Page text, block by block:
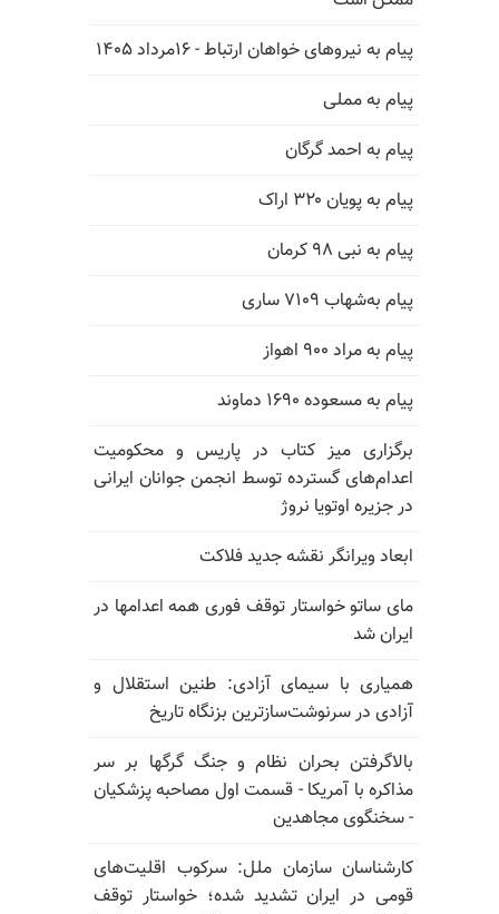
پیام به نیروهای خواهان ارتباط - ۱۶مرداد ۱۴۰۵
پیام به مملی
پیام به احمد گرگان
پیام به پویان ۳۲۰ اراک
پیام به نبی ۹۸ کرمان
پیام به‌شهاب ۷۱۰۹ ساری
پیام به مراد ۹۰۰ اهواز
پیام به مسعوده ۱۶۹۰ دماوند
برگزاری میز کتاب در پاریس و محکومیت
اعدام‌های گسترده توسط انجمن جوانان ایرانی
در جزیره اوتویا نروژ
ابعاد ویرانگر نقشه جدید فلاکت
مای ساتو خواستار توقف فوری همه اعدامها در
ایران شد
همیاری با سیمای آزادی: طنین استقلال و
آزادی در سرنوشت‌سازترین بزنگاه تاریخ
بالا‌گرفتن بحران نظام و جنگ گرگها بر سر
مذاکره با آمریکا - قسمت اول مصاحبه پزشکیان
- سخنگوی مجاهدین
کارشناسان سازمان ملل: سرکوب اقلیت‌های
قومی در ایران تشدید شده؛ خواستار توقف